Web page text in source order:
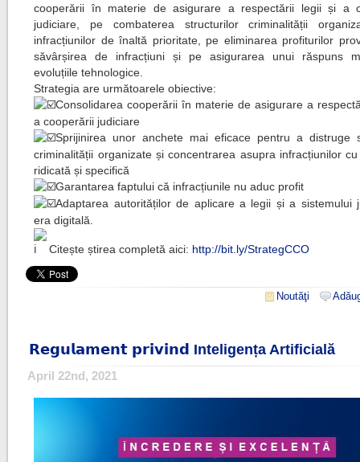
cooperării în materie de asigurare a respectării legii și a
judiciare, pe combaterea structurilor criminalității
infracțiunilor de înaltă prioritate, pe eliminarea profiturilor
săvârșirea de infracțiuni și pe asigurarea unui răspuns
evoluțiile tehnologice.
Strategia are următoarele obiective:
Consolidarea cooperării în materie de asigurare a
a cooperării judiciare
Sprijinirea unor anchete mai eficace pentru a distruge
criminalității organizate și concentrarea asupra infracțiunilor
ridicată și specifică
Garantarea faptului că infracțiunile nu aduc profit
Adaptarea autorităților de aplicare a legii și a sistemului
era digitală.
Citește știrea completă aici: http://bit.ly/StrategCCO
Noutăţi
𝗥𝗲𝗴𝘂𝗹𝗮𝗺𝗲𝗻𝘁 𝗽𝗿𝗶𝘃𝗶𝗻𝗱 Inteligența Artificială
April 22nd, 2021